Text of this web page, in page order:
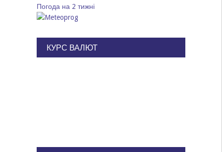
Погода на 2 тижні
КУРС ВАЛЮТ